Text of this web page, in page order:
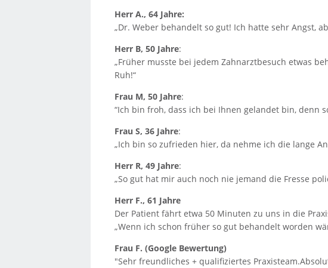
Herr A., 64 Jahre:
„Dr. Weber behandelt so gut! Ich hatte sehr Angst,
Herr B, 50 Jahre:
„Früher musste bei jedem Zahnarztbesuch etwas
Ruh!“
Frau M, 50 Jahre:
“Ich bin froh, dass ich bei Ihnen gelandet bin, denn
Frau S, 36 Jahre:
„Ich bin so zufrieden hier, da nehme ich die lange
Herr R, 49 Jahre:
„So gut hat mir auch noch nie jemand die Fresse
Herr F., 61 Jahre
Der Patient fährt etwa 50 Minuten zu uns in die
„Wenn ich schon früher so gut behandelt worden
Frau F. (Google Bewertung)
"Sehr freundliches + qualifiziertes